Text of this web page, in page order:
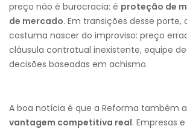
preço não é burocracia: é proteção de
de mercado. Em transições desse porte,
costuma nascer do improviso: preço
cláusula contratual inexistente, equipe
decisões baseadas em achismo.
A boa notícia é que a Reforma também
vantagem competitiva real. Empresas